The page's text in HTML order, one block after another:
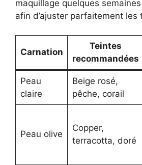
maquillage quelques
afin d’ajuster parfaitement les
Carnation
Teintes
recommandées
Peau
claire
Beige rosé,
pêche, corail
Peau olive
Copper,
terracotta, doré